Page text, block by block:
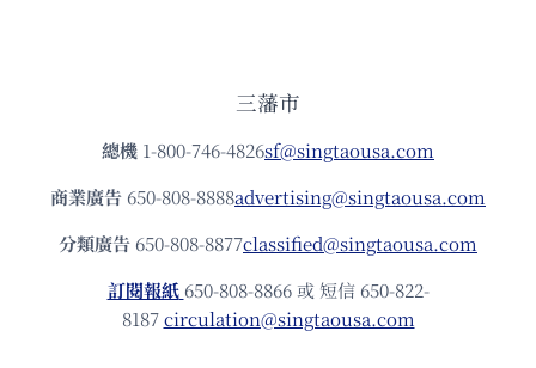
三藩市
總機 1-800-746-4826sf@singtaousa.com
商業廣告 650-808-8888advertising@singtaousa.com
分類廣告 650-808-8877classified@singtaousa.com
訂閱報紙 650-808-8866 或 短信 650-822-
8187circulation@singtaousa.com